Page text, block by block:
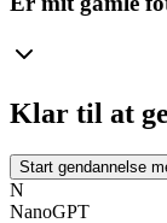
Klar til at
Start gendannelse
N
NanoGPT